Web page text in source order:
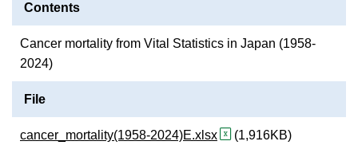
Contents
Cancer mortality from Vital Statistics in Japan (1958-
2024)
File
cancer_mortality(1958-2024)E.xlsx (1,916KB)